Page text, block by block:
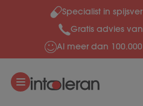
Meteen naar de content
Specialist in
Gratis advies
Al meer dan